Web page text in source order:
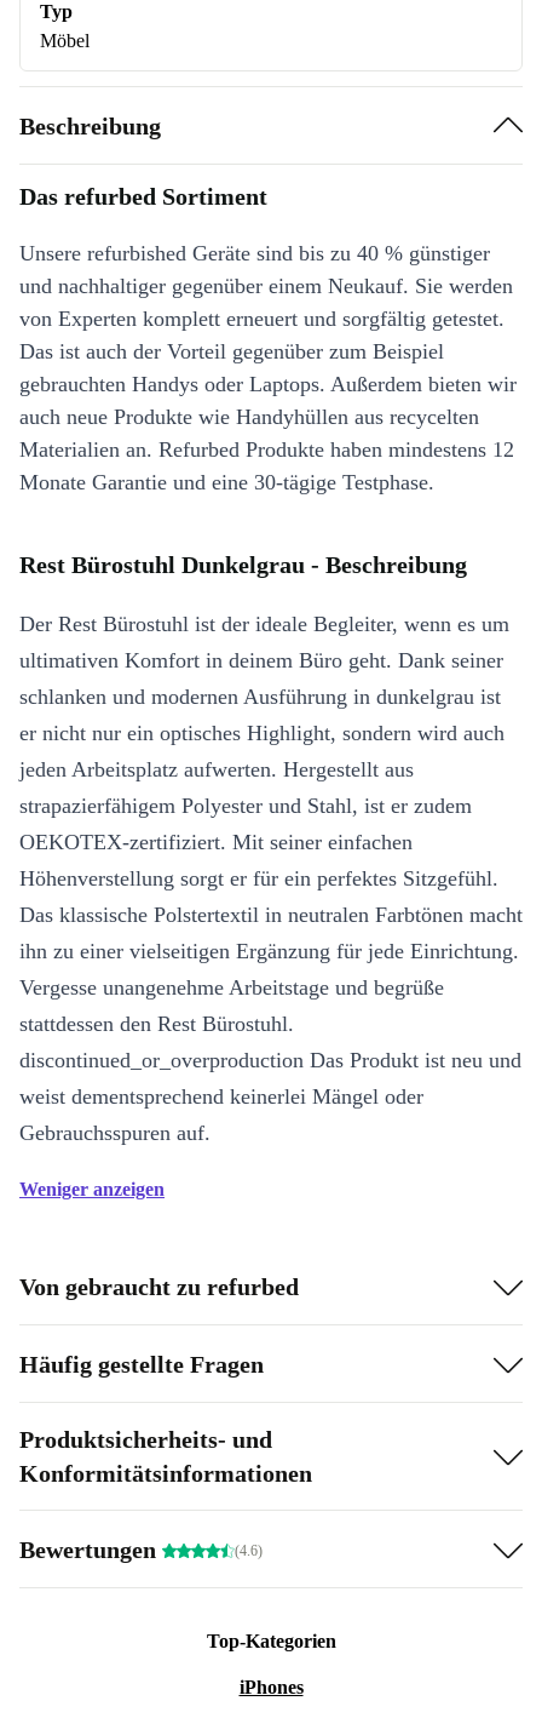
Typ
Möbel
Beschreibung
Das refurbed Sortiment
Unsere refurbished Geräte sind bis zu 40 % günstiger
und nachhaltiger gegenüber einem Neukauf. Sie werden
von Experten komplett erneuert und sorgfältig getestet.
Das ist auch der Vorteil gegenüber zum Beispiel
gebrauchten Handys oder Laptops. Außerdem bieten wir
auch neue Produkte wie Handyhüllen aus recycelten
Materialien an. Refurbed Produkte haben mindestens 12
Monate Garantie und eine 30-tägige Testphase.
Rest Bürostuhl Dunkelgrau - Beschreibung
Der Rest Bürostuhl ist der ideale Begleiter, wenn es um
ultimativen Komfort in deinem Büro geht. Dank seiner
schlanken und modernen Ausführung in dunkelgrau ist
er nicht nur ein optisches Highlight, sondern wird auch
jeden Arbeitsplatz aufwerten. Hergestellt aus
strapazierfähigem Polyester und Stahl, ist er zudem
OEKOTEX-zertifiziert. Mit seiner einfachen
Höhenverstellung sorgt er für ein perfektes Sitzgefühl.
Das klassische Polstertextil in neutralen Farbtönen macht
ihn zu einer vielseitigen Ergänzung für jede Einrichtung.
Vergesse unangenehme Arbeitstage und begrüße
stattdessen den Rest Bürostuhl.
discontinued_or_overproduction Das Produkt ist neu und
weist dementsprechend keinerlei Mängel oder
Gebrauchsspuren auf.
Weniger anzeigen
Von gebraucht zu refurbed
Häufig gestellte Fragen
Produktsicherheits- und
Konformitätsinformationen
Bewertungen (4.6)
Top-Kategorien
iPhones